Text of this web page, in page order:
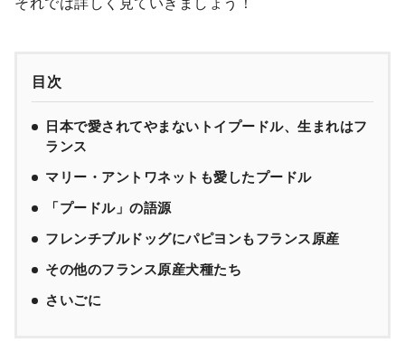
目次
日本で愛されてやまないトイプードル、生まれはフ
ランス
マリー・アントワネットも愛したプードル
「プードル」の語源
フレンチブルドッグにパピヨンもフランス原産
その他のフランス原産犬種たち
さいごに